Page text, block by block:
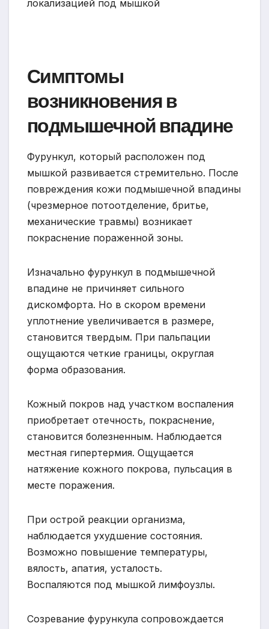
Симптомы
возникновения в
подмышечной впадине
Фурункул, который расположен под
мышкой развивается стремительно. После
повреждения кожи подмышечной впадины
(чрезмерное потоотделение, бритье,
механические травмы) возникает
покраснение пораженной зоны.
Изначально фурункул в подмышечной
впадине не причиняет сильного
дискомфорта. Но в скором времени
уплотнение увеличивается в размере,
становится твердым. При пальпации
ощущаются четкие границы, округлая
форма образования.
Кожный покров над участком воспаления
приобретает отечность, покраснение,
становится болезненным. Наблюдается
местная гипертермия. Ощущается
натяжение кожного покрова, пульсация в
месте поражения.
При острой реакции организма,
наблюдается ухудшение состояния.
Возможно повышение температуры,
вялость, апатия, усталость.
Воспаляются под мышкой лимфоузлы.
Созревание фурункула сопровождается